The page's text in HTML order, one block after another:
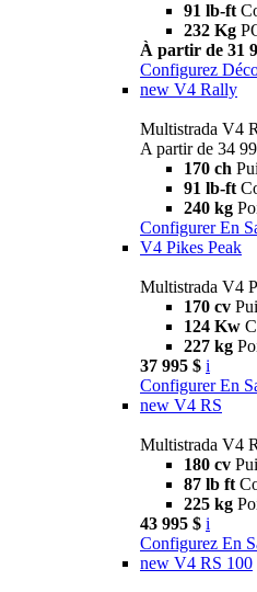
91 lb-ft
232 Kg
À partir de 31
Configurez
new V4 Rally
Multistrada V4
A partir de 34
170 ch
91 lb-ft
240 kg
Configurer En
V4 Pikes Peak
Multistrada V4
170 cv
124 Kw
227 kg
37 995 $ i
Configurer En
new V4 RS
Multistrada V4
180 cv
87 lb ft
225 kg
43 995 $ i
Configurez En
new V4 RS 100